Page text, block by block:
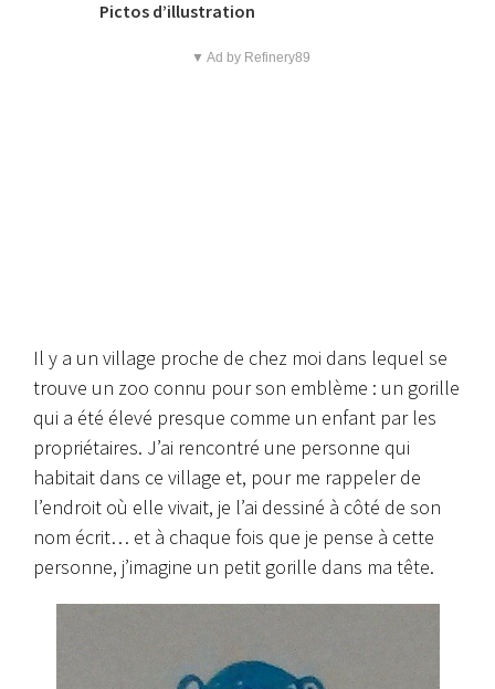
Pictos d’illustration
▼ Ad by Refinery89
Il y a un village proche de chez moi dans lequel se
trouve un zoo connu pour son emblème : un gorille
qui a été élevé presque comme un enfant par les
propriétaires. J’ai rencontré une personne qui
habitait dans ce village et, pour me rappeler de
l’endroit où elle vivait, je l’ai dessiné à côté de son
nom écrit… et à chaque fois que je pense à cette
personne, j’imagine un petit gorille dans ma tête.